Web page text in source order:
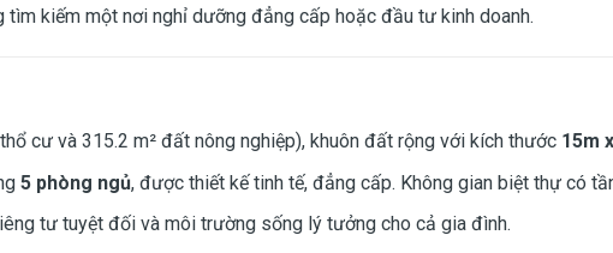
kiếm một nơi nghỉ dưỡng đẳng cấp hoặc đầu tư kinh doanh.
cư và 315.2 m² đất nông nghiệp), khuôn đất rộng với kích thước 15m
5 phòng ngủ, được thiết kế tinh tế, đẳng cấp. Không gian biệt thự có
tư tuyệt đối và môi trường sống lý tưởng cho cả gia đình.